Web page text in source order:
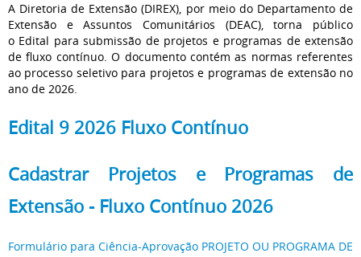
A Diretoria de Extensão (DIREX), por meio do Departamento de
Extensão e Assuntos Comunitários (DEAC), torna público
o Edital para submissão de projetos e programas de extensão
defluxo contínuo. O documento contém as normas referentes
ao processo seletivo para projetos e programas de extensão no
ano de 2026.
Edital 9 2026 Fluxo Contínuo
Cadastrar Projetos e Programas de
Extensão - Fluxo Contínuo 2026
Formulário para Ciência-Aprovação PROJETO OU PROGRAMA DE